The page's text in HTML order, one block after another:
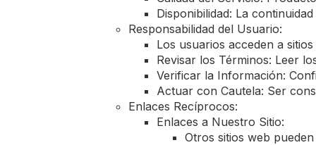
Disponibilidad: La
Responsabilidad del Usuario:
Los usuarios acceden a
Revisar los Términos: Leer
Verificar la Información:
Actuar con Cautela: Ser
Enlaces Recíprocos:
Enlaces a Nuestro Sitio:
Otros sitios web